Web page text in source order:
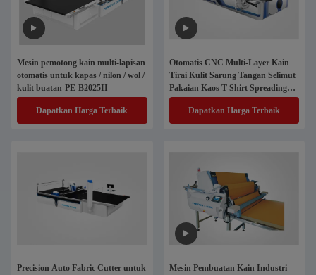
Mesin pemotong kain multi-lapisan
otomatis untuk kapas / nilon / wol /
kulit buatan-PE-B2025II
Dapatkan Harga Terbaik
Otomatis CNC Multi-Layer Kain
Tirai Kulit Sarung Tangan Selimut
Pakaian Kaos T-Shirt Spreading
Cutter Mesin Pemotong
Dapatkan Harga Terbaik
Precision Auto Fabric Cutter untuk
Mesin Pembuatan Kain Industri